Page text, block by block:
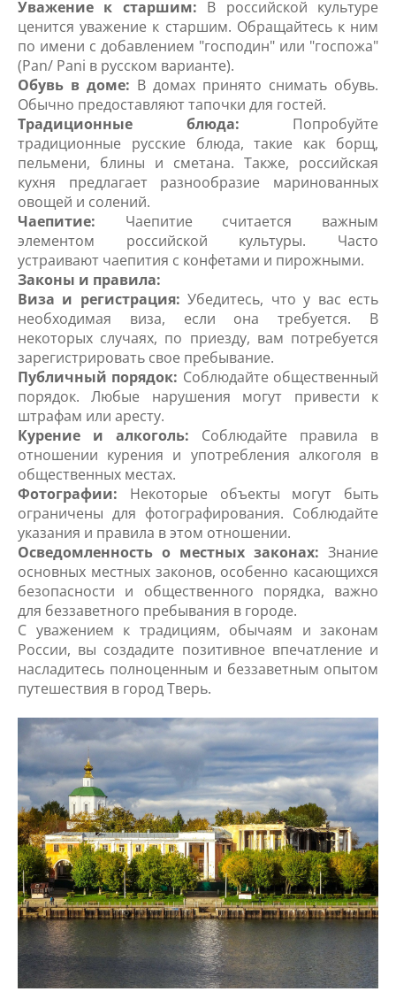
Уважение к старшим: В российской культуре
ценится уважение к старшим. Обращайтесь к ним
по имени с добавлением "господин" или "госпожа"
(Pan/ Pani в русском варианте).
Обувь в доме: В домах принято снимать обувь.
Обычно предоставляют тапочки для гостей.
Традиционные блюда: Попробуйте
традиционные русские блюда, такие как борщ,
пельмени, блины и сметана. Также, российская
кухня предлагает разнообразие маринованных
овощей и солений.
Чаепитие: Чаепитие считается важным
элементом российской культуры. Часто
устраивают чаепития с конфетами и пирожными.
Законы и правила:
Виза и регистрация: Убедитесь, что у вас есть
необходимая виза, если она требуется. В
некоторых случаях, по приезду, вам потребуется
зарегистрировать свое пребывание.
Публичный порядок: Соблюдайте общественный
порядок. Любые нарушения могут привести к
штрафам или аресту.
Курение и алкоголь: Соблюдайте правила в
отношении курения и употребления алкоголя в
общественных местах.
Фотографии: Некоторые объекты могут быть
ограничены для фотографирования. Соблюдайте
указания и правила в этом отношении.
Осведомленность о местных законах: Знание
основных местных законов, особенно касающихся
безопасности и общественного порядка, важно
для беззаветного пребывания в городе.
С уважением к традициям, обычаям и законам
России, вы создадите позитивное впечатление и
насладитесь полноценным и беззаветным опытом
путешествия в город Тверь.